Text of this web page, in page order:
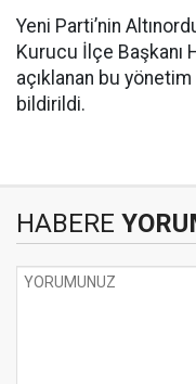
Yeni Parti’nin
Kurucu İlçe Başkanı
açıklanan bu
bildirildi.
HABERE